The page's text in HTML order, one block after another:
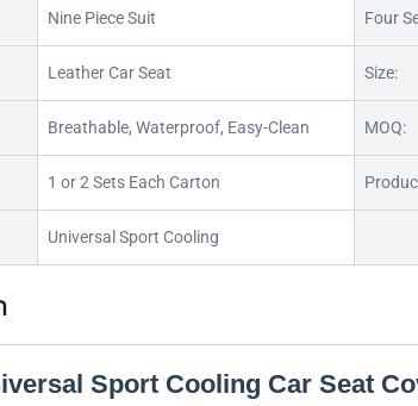
Nine Piece Suit Four
Leather Car Seat Size:
Breathable, Waterproof, Easy-Clean MOQ:
1 or 2 Sets Each Carton
Universal Sport Cooling
Sport Cooling Car Seat